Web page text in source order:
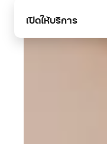
เปิดให้บริการ